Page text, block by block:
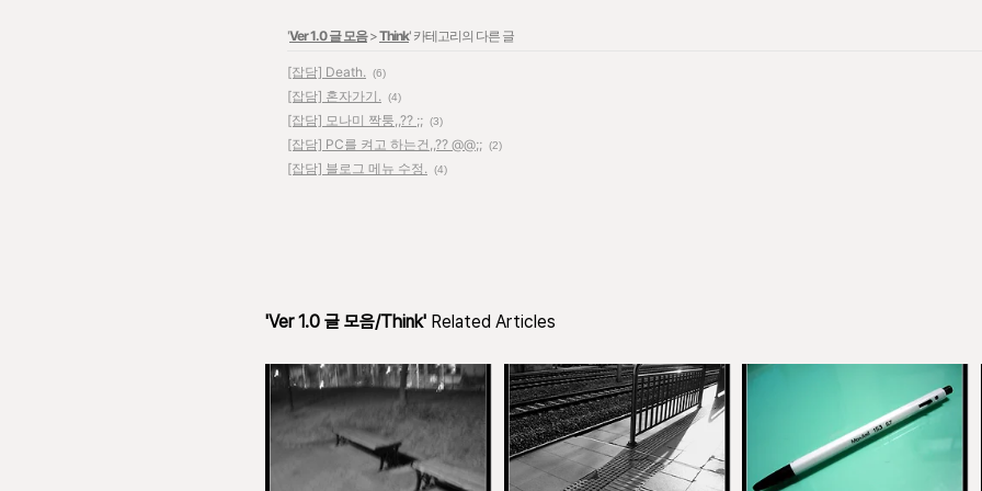
'Ver 1.0 글 모음>Think' 카테고리의 다른 글
[잡담] Death. (6)
[잡담] 혼자가기. (4)
[잡담] 모나미 짝퉁,,?? ;; (3)
[잡담] PC를 켜고 하는건,,?? @@;; (2)
[잡담] 블로그 메뉴 수정. (4)
'Ver 1.0 글 모음/Think' Related Articles